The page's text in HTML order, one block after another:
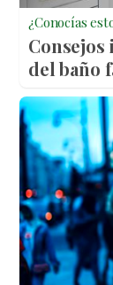
¿Conocías
del baño